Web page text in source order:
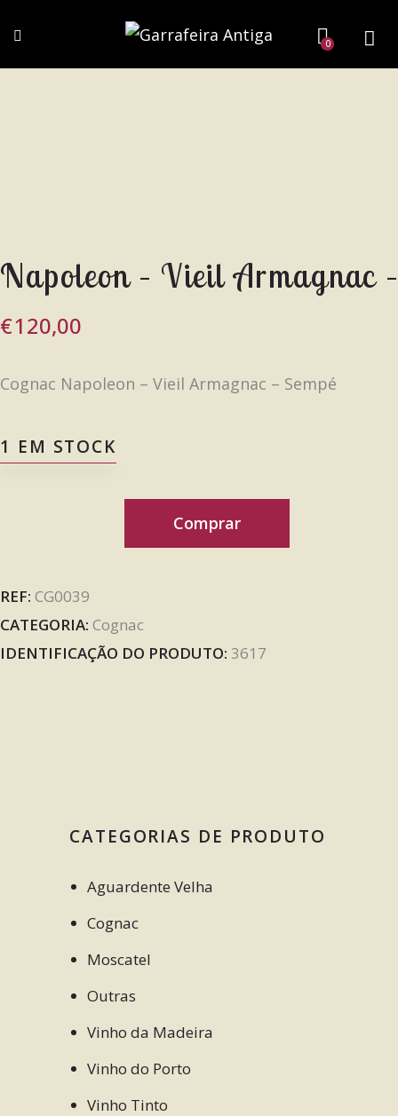
0
Napoleon – Vieil Armagnac
€120,00
Cognac Napoleon – Vieil Armagnac – Sempé
1 EM STOCK
Comprar
REF: CG0039
CATEGORIA: Cognac
IDENTIFICAÇÃO DO PRODUTO: 3617
CATEGORIAS DE PRODUTO
Aguardente Velha
Cognac
Moscatel
Outras
Vinho da Madeira
Vinho do Porto
Vinho Tinto